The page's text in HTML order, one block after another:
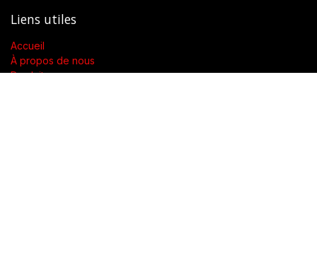
Liens utiles
Accueil
À propos de nous
Produits